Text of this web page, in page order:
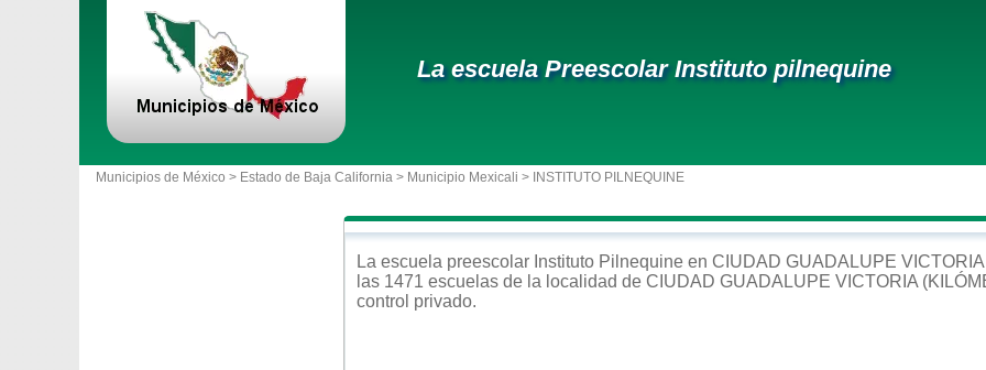
La escuela Preescolar Instituto pilnequine
Municipios de México > Estado de Baja California > Municipio Mexicali > INSTITUTO PILNEQUINE
La escuela preescolar Instituto Pilnequine en CIUDAD GUADALUPE
las 1471 escuelas de la localidad de CIUDAD GUADALUPE VICTORIA
control privado.